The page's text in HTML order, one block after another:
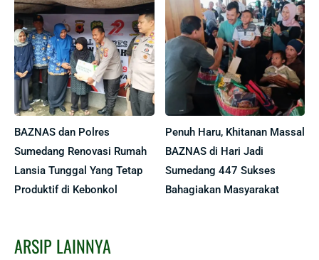
BAZNAS dan Polres
Sumedang Renovasi Rumah
Lansia Tunggal Yang Tetap
Produktif di Kebonkol
Penuh Haru, Khitanan Massal
BAZNAS di Hari Jadi
Sumedang 447 Sukses
Bahagiakan Masyarakat
ARSIP LAINNYA